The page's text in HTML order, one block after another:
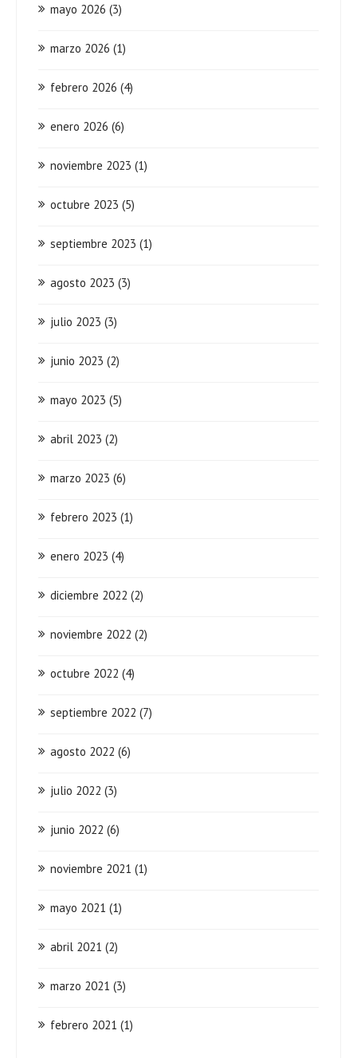
mayo 2026 (3)
marzo 2026 (1)
febrero 2026 (4)
enero 2026 (6)
noviembre 2023 (1)
octubre 2023 (5)
septiembre 2023 (1)
agosto 2023 (3)
julio 2023 (3)
junio 2023 (2)
mayo 2023 (5)
abril 2023 (2)
marzo 2023 (6)
febrero 2023 (1)
enero 2023 (4)
diciembre 2022 (2)
noviembre 2022 (2)
octubre 2022 (4)
septiembre 2022 (7)
agosto 2022 (6)
julio 2022 (3)
junio 2022 (6)
noviembre 2021 (1)
mayo 2021 (1)
abril 2021 (2)
marzo 2021 (3)
febrero 2021 (1)